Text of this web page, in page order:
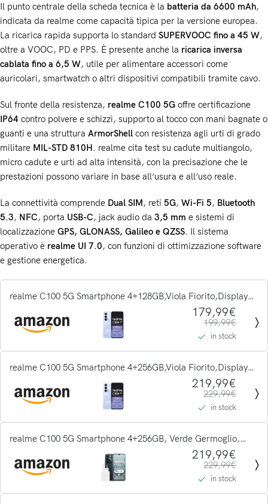
Il punto centrale della scheda tecnica è la batteria da 6600 mAh,
indicata da realme come capacità tipica per la versione europea.
La ricarica rapida supporta lo standard SUPERVOOC fino a 45 W,
oltre a VOOC, PD e PPS. È presente anche la ricarica inversa
cablata fino a 6,5 W, utile per alimentare accessori come
auricolari, smartwatch o altri dispositivi compatibili tramite cavo.
Sul fronte della resistenza, realme C100 5G offre certificazione
IP64 contro polvere e schizzi, supporto al tocco con mani bagnate o
guanti e una struttura ArmorShell con resistenza agli urti di grado
militare MIL-STD 810H. realme cita test su cadute multiangolo,
micro cadute e urti ad alta intensità, con la precisazione che le
prestazioni possono variare in base all’usura e all’uso reale.
La connettività comprende Dual SIM, reti 5G, Wi-Fi 5, Bluetooth
5.3, NFC, porta USB-C, jack audio da 3,5 mm e sistemi di
localizzazione GPS, GLONASS, Galileo e QZSS. Il sistema
operativo è realme UI 7.0, con funzioni di ottimizzazione software
e gestione energetica.
realme C100 5G Smartphone 4+128GB,Viola Fiorito,Display
LCD 6,8" 144Hz,Batteria 6600mAh a lunga durata,Ricarica
super veloce 45W,Fotocamera 50MP ad alta...
179,99€
199,99€
in stock
realme C100 5G Smartphone 4+256GB,Viola Fiorito,Display
LCD 6,8" 144Hz,Batteria 6600mAh a lunga durata,Ricarica
super veloce 45W,Fotocamera 50MP ad alta...
219,99€
229,99€
in stock
realme C100 5G Smartphone 4+256GB, Verde Germoglio,
Schermo 6,8 pollici, Display LCD 144Hz, Ricarica Ultra Veloce
45W, Batteria 6600mAh, Fotocamera AI 50MP,...
219,99€
229,99€
in stock